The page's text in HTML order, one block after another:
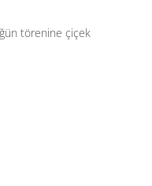
törenine çiçek